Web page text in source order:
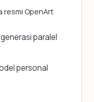
resmi OpenArt
paralel
personal